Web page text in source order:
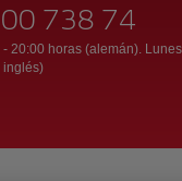
738 74
20:00 horas (alemán).
inglés)